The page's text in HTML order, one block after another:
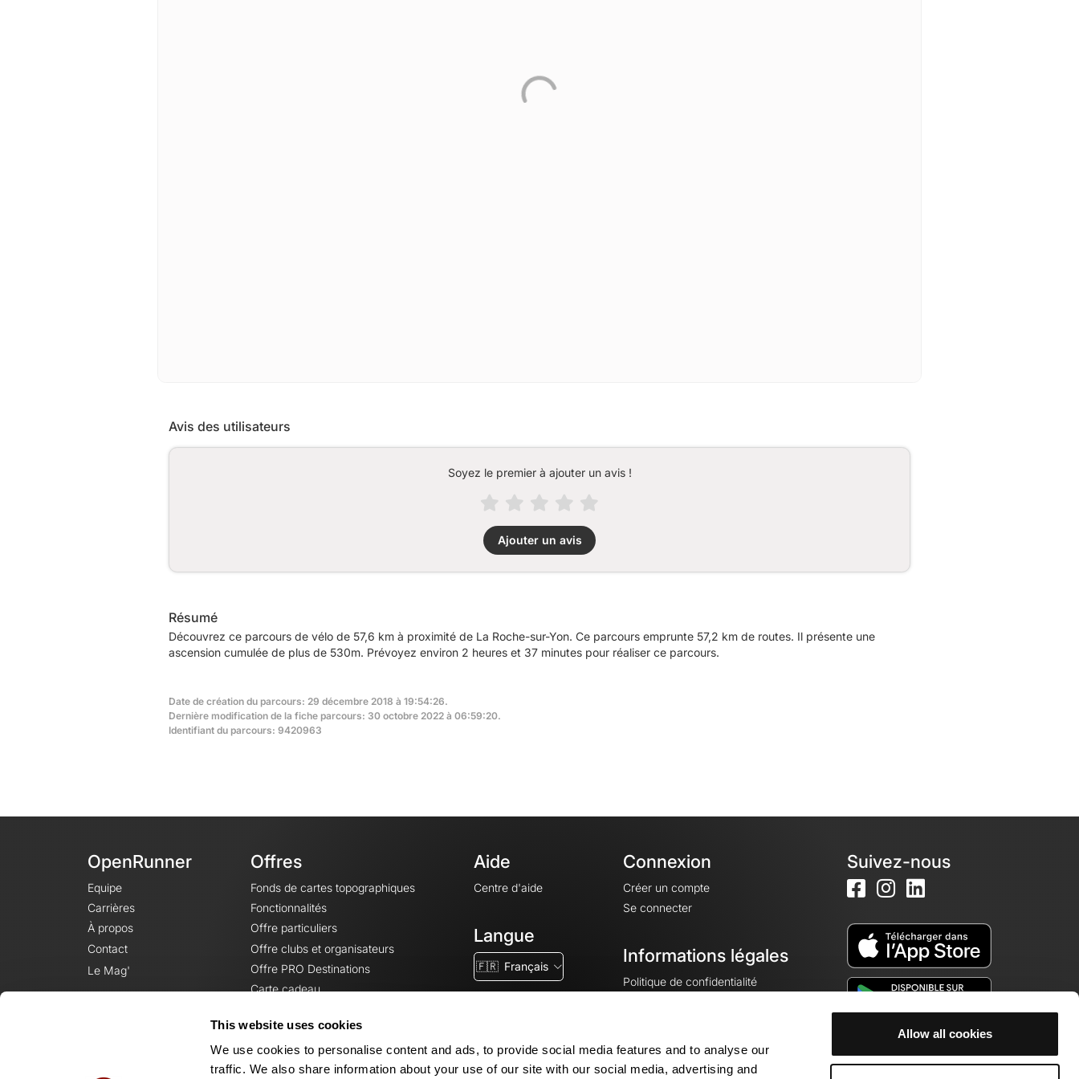
This website uses cookies
We use cookies to personalise content and ads, to provide social media features and to analyse our
traffic. We also share information about your use of our site with our social media, advertising and
Allow all cookies
Avis des utilisateurs
Soyez le premier à ajouter un avis !
Ajouter un avis
Résumé
Découvrez ce parcours de vélo de 57,6 km à proximité de La Roche-sur-Yon. Ce parcours emprunte 57,2 km de routes. Il présente une
ascension cumulée de plus de 530m. Prévoyez environ 2 heures et 37 minutes pour réaliser ce parcours.
Date de création du parcours: 29 décembre 2018 à 19:54:26.
Dernière modification de la fiche parcours: 30 octobre 2022 à 06:59:20.
Identifiant du parcours: 9420963
OpenRunner
Equipe
Carrières
À propos
Contact
Le Mag'
Offres
Fonds de cartes topographiques
Fonctionnalités
Offre particuliers
Offre clubs et organisateurs
Offre PRO Destinations
Carte cadeau
Aide
Centre d'aide
Langue
🇫🇷 Français
Connexion
Créer un compte
Se connecter
Informations légales
Politique de confidentialité
Mentions légales
Paramètres des cookies
Suivez-nous